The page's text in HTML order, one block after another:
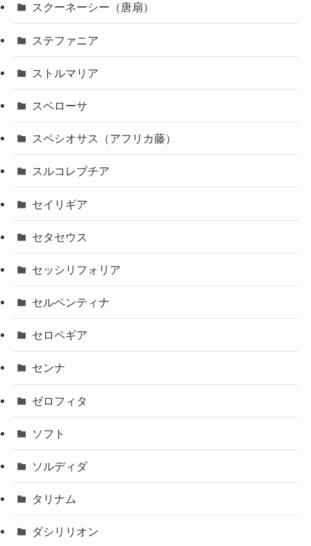
スクーネーシー（唐扇）
ステファニア
ストルマリア
スベローサ
スペシオサス（アフリカ藤）
スルコレブチア
セイリギア
セタセウス
セッシリフォリア
セルペンティナ
セロペギア
センナ
ゼロフィタ
ソフト
ソルディダ
タリナム
ダシリリオン